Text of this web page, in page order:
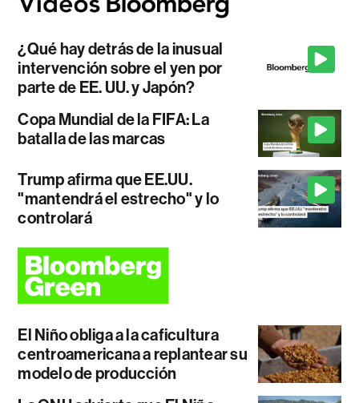
¿Qué hay detrás de la inusual
intervención sobre el yen por
parte de EE. UU. y Japón?
Copa Mundial de la FIFA: La
batalla de las marcas
Trump afirma que EE.UU.
"mantendrá el estrecho" y lo
controlará
El Niño obliga a la caficultura
centroamericana a replantear su
modelo de producción